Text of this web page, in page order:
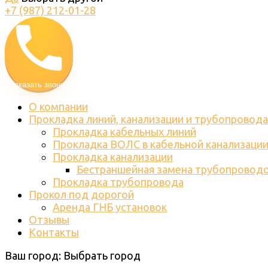
+7 (987) 212-01-28
Заказать звонок
О компании
Прокладка линий, канализации и трубопровода
Прокладка кабельных линий
Прокладка ВОЛС в кабельной канализации
Прокладка канализации
Бестраншейная замена
Прокладка трубопровода
Прокол под дорогой
Аренда ГНБ установок
Отзывы
Контакты
Ваш город: Выбрать город